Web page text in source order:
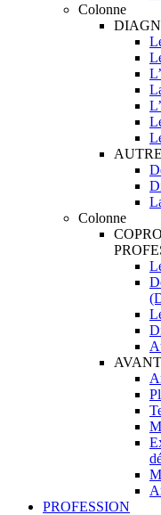
Colonne
Colonne
PROFESSION